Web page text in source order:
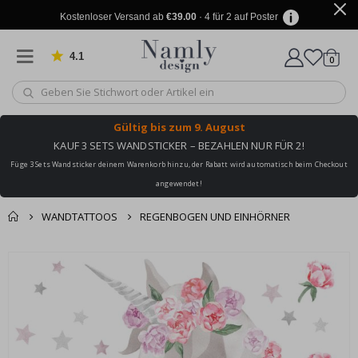
Kostenloser Versand ab €39.00· 4 für 2 auf Poster
4.1 von 1032 Bewertungen
Wagen
0
Gültig bis zum 9. August
KAUF 3 SETS WANDSTICKER – BEZAHLEN NUR FÜR 2!
Füge 3 Sets Wandsticker deinem Warenkorb hinzu, der Rabatt wird automatisch beim Checkout
angewendet!
WANDTATTOOS REGENBOGEN UND EINHÖRNER
Sie könnten auch
darunter leiden ✔
Zur Kasse
springen